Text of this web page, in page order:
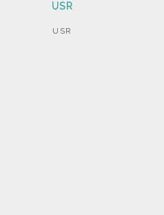
USR
USR